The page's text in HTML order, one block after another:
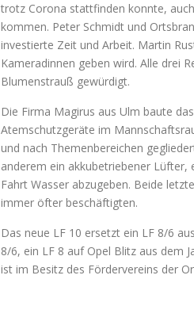
trotz Corona stattfinden konnte,
kommen. Peter Schmidt und
investierte Zeit und Arbeit. Martin
Kameradinnen geben wird. Alle drei
Blumenstrauß gewürdigt.
Die Firma Magirus aus Ulm baute
Atemschutzgeräte im
und nach Themenbereichen
anderem ein akkubetriebener Lüfter,
Fahrt Wasser abzugeben. Beide
immer öfter beschäftigten.
Das neue LF 10 ersetzt ein LF 8/6
8/6, ein LF 8 auf Opel Blitz aus dem
ist im Besitz des Fördervereins der